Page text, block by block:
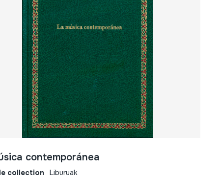
contemporánea
collection Liburuak